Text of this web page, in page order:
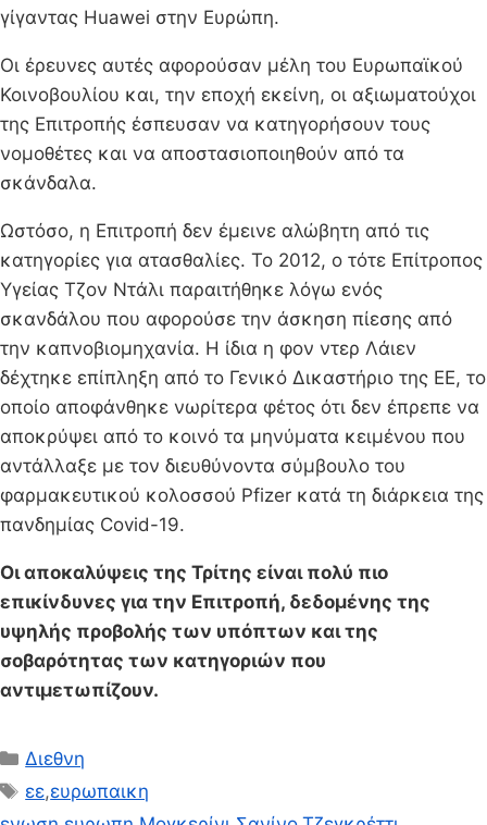
γίγαντας Huawei στην Ευρώπη.
Οι έρευνες αυτές αφορούσαν μέλη του Ευρωπαϊκού
Κοινοβουλίου και, την εποχή εκείνη, οι αξιωματούχοι
της Επιτροπής έσπευσαν να κατηγορήσουν τους
νομοθέτες και να αποστασιοποιηθούν από τα
σκάνδαλα.
Ωστόσο, η Επιτροπή δεν έμεινε αλώβητη από τις
κατηγορίες για ατασθαλίες. Το 2012, ο τότε Επίτροπος
Υγείας Τζον Ντάλι παραιτήθηκε λόγω ενός
σκανδάλου που αφορούσε την άσκηση πίεσης από
την καπνοβιομηχανία. Η ίδια η φον ντερ Λάιεν
δέχτηκε επίπληξη από το Γενικό Δικαστήριο της ΕΕ, το
οποίο αποφάνθηκε νωρίτερα φέτος ότι δεν έπρεπε να
αποκρύψει από το κοινό τα μηνύματα κειμένου που
αντάλλαξε με τον διευθύνοντα σύμβουλο του
φαρμακευτικού κολοσσού Pfizer κατά τη διάρκεια της
πανδημίας Covid-19.
Οι αποκαλύψεις της Τρίτης είναι πολύ πιο
επικίνδυνες για την Επιτροπή, δεδομένης της
υψηλής προβολής των υπόπτων και της
σοβαρότητας των κατηγοριών που
αντιμετωπίζουν.
Κατηγορίες
Διεθνη
Ετικέτες
εε,ευρωπαικη